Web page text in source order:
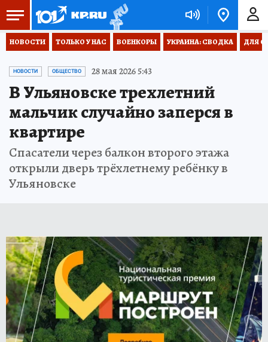
НОВОСТИ ТОЛЬКО У НАС ВОЕНКОРЫ УКРАИНА: СВОДКА ДЛЯ
НОВОСТИ ОБЩЕСТВО 28 мая 2026 5:43
В Ульяновске трехлетний
мальчик случайно заперся в
квартире
Спасатели через балкон второго этажа
открыли дверь трёхлетнему ребёнку в
Ульяновске